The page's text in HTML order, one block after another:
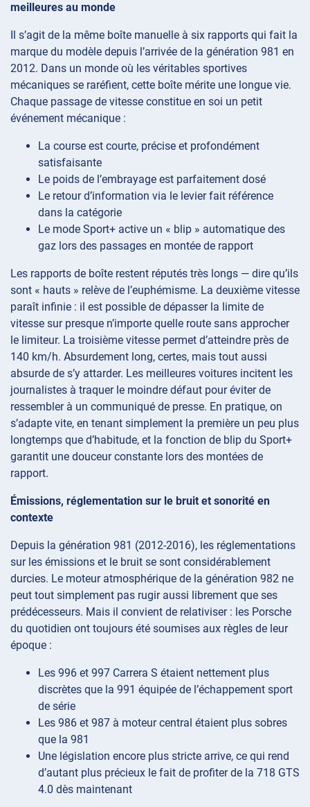
meilleures au monde
Il s’agit de la même boîte manuelle à six rapports qui fait la
marque du modèle depuis l’arrivée de la génération 981 en
2012. Dans un monde où les véritables sportives
mécaniques se raréfient, cette boîte mérite une longue vie.
Chaque passage de vitesse constitue en soi un petit
événement mécanique :
La course est courte, précise et profondément
satisfaisante
Le poids de l’embrayage est parfaitement dosé
Le retour d’information via le levier fait référence
dans la catégorie
Le mode Sport+ active un « blip » automatique des
gaz lors des passages en montée de rapport
Les rapports de boîte restent réputés très longs — dire qu’ils
sont « hauts » relève de l’euphémisme. La deuxième vitesse
paraît infinie : il est possible de dépasser la limite de
vitesse sur presque n’importe quelle route sans approcher
le limiteur. La troisième vitesse permet d’atteindre près de
140 km/h. Absurdement long, certes, mais tout aussi
absurde de s’y attarder. Les meilleures voitures incitent les
journalistes à traquer le moindre défaut pour éviter de
ressembler à un communiqué de presse. En pratique, on
s’adapte vite, en tenant simplement la première un peu plus
longtemps que d’habitude, et la fonction de blip du Sport+
garantit une douceur constante lors des montées de
rapport.
Émissions, réglementation sur le bruit et sonorité en
contexte
Depuis la génération 981 (2012-2016), les réglementations
sur les émissions et le bruit se sont considérablement
durcies. Le moteur atmosphérique de la génération 982 ne
peut tout simplement pas rugir aussi librement que ses
prédécesseurs. Mais il convient de relativiser : les Porsche
du quotidien ont toujours été soumises aux règles de leur
époque :
Les 996 et 997 Carrera S étaient nettement plus
discrètes que la 991 équipée de l’échappement sport
de série
Les 986 et 987 à moteur central étaient plus sobres
que la 981
Une législation encore plus stricte arrive, ce qui rend
d’autant plus précieux le fait de profiter de la 718 GTS
4.0 dès maintenant